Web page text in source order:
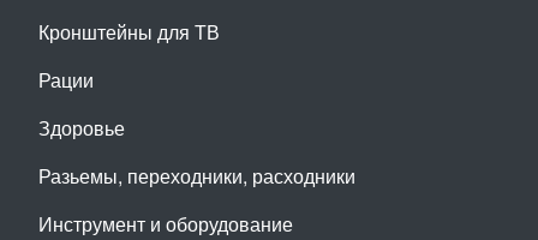
Кронштейны для ТВ
Рации
Здоровье
Разьемы, переходники, расходники
Инструмент и оборудование